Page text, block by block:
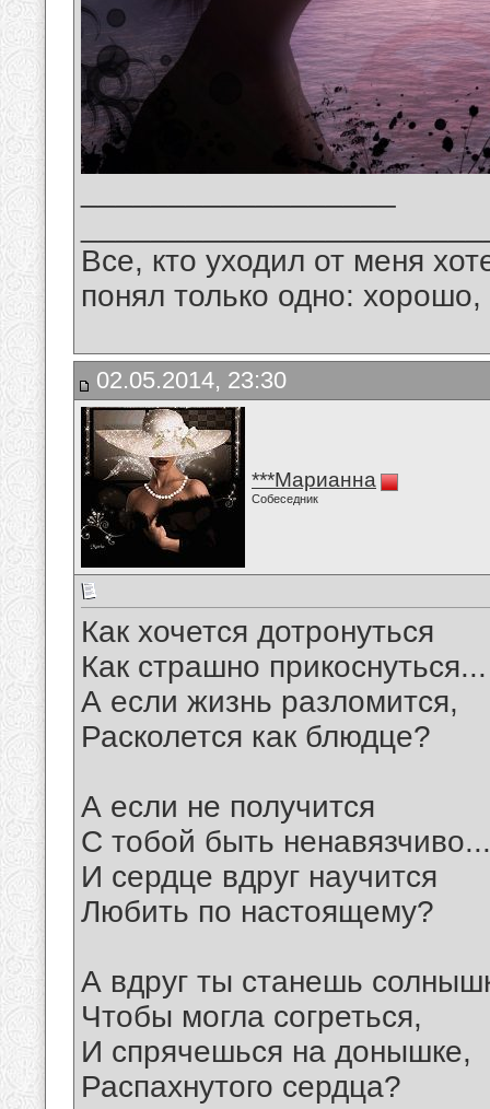
Все, кто уходил от меня
понял только одно:
02.05.2014, 23:30
***Марианна
Собеседник
Как хочется дотронуться
Как страшно прикоснуться...
А если жизнь разломится,
Расколется как блюдце?
А если не получится
С тобой быть ненавязчиво...
И сердце вдруг научится
Любить по настоящему?
А вдруг ты станешь
Чтобы могла согреться,
И спрячешься на донышке,
Распахнутого сердца?